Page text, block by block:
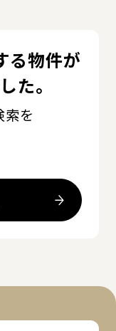
る物件が
た。
索を